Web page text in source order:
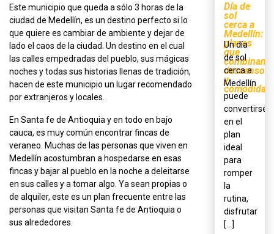
Este municipio que queda a sólo 3 horas de la
ciudad de Medellín, es un destino perfecto si lo
que quiere es cambiar de ambiente y dejar de
lado el caos de la ciudad. Un destino en el cual
las calles empedradas del pueblo, sus mágicas
noches y todas sus historias llenas de tradición,
hacen de este municipio un lugar recomendado
por extranjeros y locales.
En Santa fe de Antioquia y en todo en bajo
cauca, es muy común encontrar fincas de
veraneo. Muchas de las personas que viven en
Medellín acostumbran a hospedarse en esas
fincas y bajar al pueblo en la noche a deleitarse
en sus calles y a tomar algo. Ya sean propias o
de alquiler, este es un plan frecuente entre las
personas que visitan Santa fe de Antioquia o
sus alrededores.
Día de
sol
cerca a
Medellín:
planes
que
combinan
descanso
y
comodidad
Un día
de sol
cerca a
Medellín
puede
convertirse
en el
plan
ideal
para
romper
la
rutina,
disfrutar
[...]